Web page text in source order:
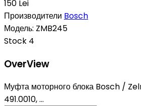
150 Lei
Производители Bosch
Модель: ZMB245
Stock 4
OverView
Муфта моторного блока Bosch /
491.0010, ...